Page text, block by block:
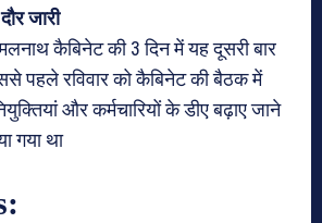
जारी
कैबिनेट की 3 दिन में यह दूसरी बार
पहले रविवार को कैबिनेट की बैठक में
और कर्मचारियों के डीए बढ़ाए जाने
गया था